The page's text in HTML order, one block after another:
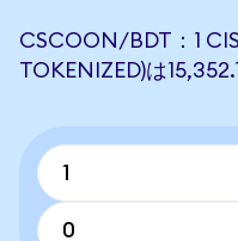
CSCOON/BDT：1
TOKENIZED)は